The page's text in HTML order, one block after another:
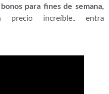
bonos para fines de semana,
increíble.. entra